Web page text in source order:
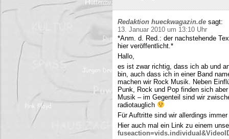
Redaktion hueckwagazin.de sagt:
13. Januar 2010 um 13:10 Uhr
*Anm. d. Red.: der nachstehende
hier veröffentlicht.*
Hallo,
es ist zwar richtig, dass ich ab und
bin, auch dass ich in einer Band
machen wir Rock Musik. Neben
Punk, Rock und Pop finden sich
Musik – im Gegenteil sind wir
radiotauglich
Für Auftritte sind wir allerdings
Hier auch mal ein Link zu einem